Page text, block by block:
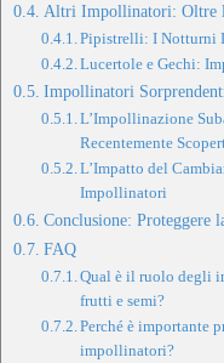
Altri Impollinatori: Oltre
Pipistrelli: I Notturni
Lucertole e Gechi:
Impollinatori
L’Impollinazione
Recentemente
L’Impatto del
Impollinatori
Conclusione:
FAQ
Qual è il ruolo degli
frutti e semi?
Perché è importante
impollinatori?